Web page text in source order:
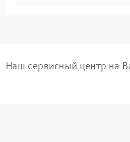
Наш сервисный центр на